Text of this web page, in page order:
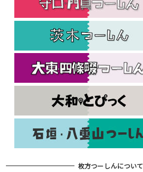
枚方つーしんについて